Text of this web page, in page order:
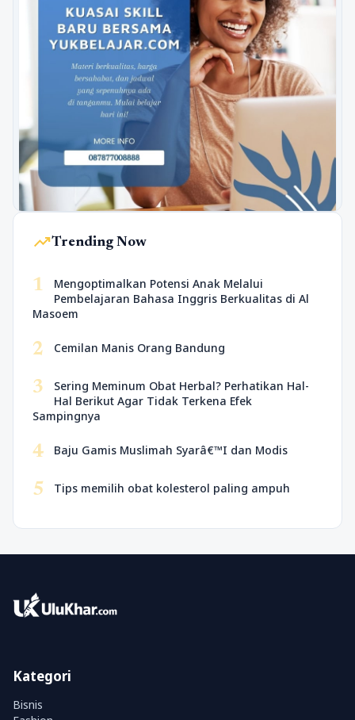
trending_upTrending Now
1
Mengoptimalkan Potensi Anak Melalui
Pembelajaran Bahasa Inggris Berkualitas di Al
Masoem
2 Cemilan Manis Orang Bandung
3
Sering Meminum Obat Herbal? Perhatikan Hal-
Hal Berikut Agar Tidak Terkena Efek
Sampingnya
4 Baju Gamis Muslimah Syarâ€™I dan Modis
5 Tips memilih obat kolesterol paling ampuh
Kategori
Bisnis